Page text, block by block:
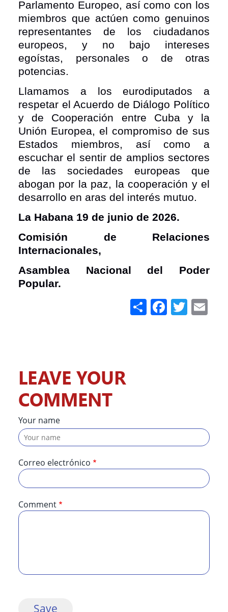
Parlamento Europeo, así como con los
miembros que actúen como genuinos
representantes de los ciudadanos
europeos, y no bajo intereses
egoístas, personales o de otras
potencias.
Llamamos a los eurodiputados a
respetar el Acuerdo de Diálogo Político
y de Cooperación entre Cuba y la
Unión Europea, el compromiso de sus
Estados miembros, así como a
escuchar el sentir de amplios sectores
de las sociedades europeas que
abogan por la paz, la cooperación y el
desarrollo en aras del interés mutuo.
La Habana 19 de junio de 2026.
Comisión de Relaciones
Internacionales,
Asamblea Nacional del Poder
Popular.
Share
LEAVE YOUR
COMMENT
Your name
Correo electrónico
Comment